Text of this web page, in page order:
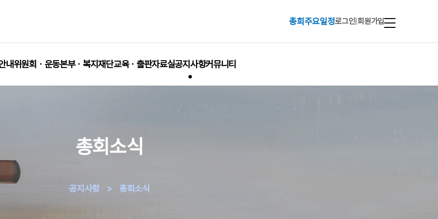
총회주요일정로그인 |회원가입
내위원회ㆍ운동본부ㆍ복지재단교육ㆍ출판자료실공지사항커뮤니티
총회소식
공지사항 > 총회소식